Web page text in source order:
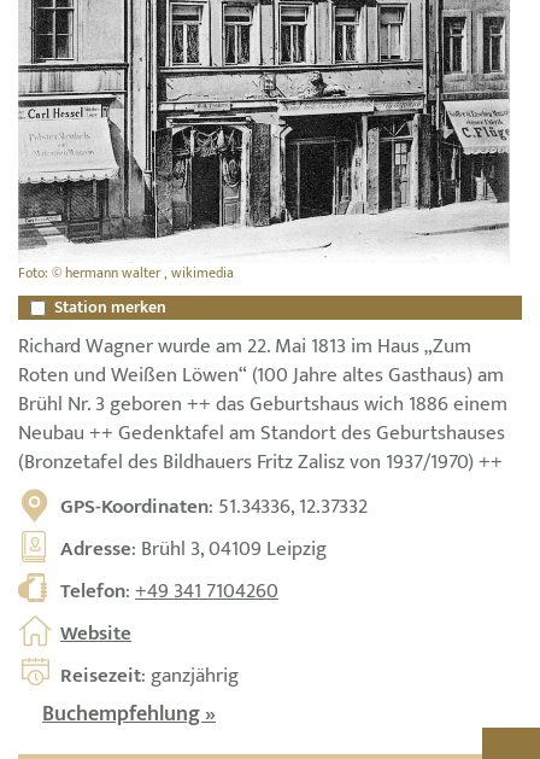
Foto: © hermann walter , wikimedia
Station merken
Richard Wagner wurde am 22. Mai 1813 im Haus „Zum
Roten und Weißen Löwen“ (100 Jahre altes Gasthaus) am
Brühl Nr. 3 geboren ++ das Geburtshaus wich 1886 einem
Neubau ++ Gedenktafel am Standort des Geburtshauses
(Bronzetafel des Bildhauers Fritz Zalisz von 1937/1970) ++
GPS-Koordinaten: 51.34336, 12.37332
Adresse: Brühl 3, 04109 Leipzig
Telefon:+49 341 7104260
Website
Reisezeit: ganzjährig
Buchempfehlung »